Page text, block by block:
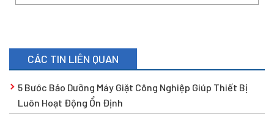
CÁC TIN LIÊN QUAN
5 Bước Bảo Dưỡng Máy Giặt Công Nghiệp Giúp Thiết Bị
Luôn Hoạt Động Ổn Định